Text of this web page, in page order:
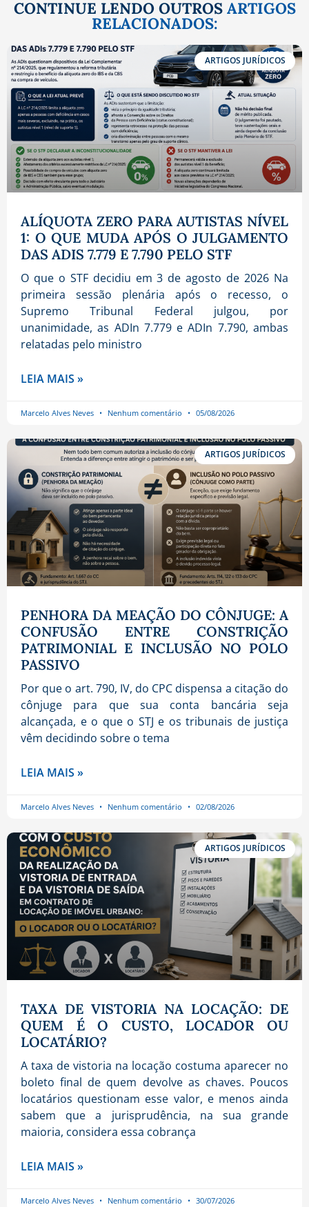
CONTINUE LENDO OUTROS ARTIGOS
RELACIONADOS:
ARTIGOS JURÍDICOS
ALÍQUOTA ZERO PARA AUTISTAS NÍVEL
1: O QUE MUDA APÓS O JULGAMENTO
DAS ADIS 7.779 E 7.790 PELO STF
O que o STF decidiu em 3 de agosto de 2026 Na
primeira sessão plenária após o recesso, o
Supremo Tribunal Federal julgou, por
unanimidade, as ADIn 7.779 e ADIn 7.790, ambas
relatadas pelo ministro
LEIA MAIS »
Marcelo Alves Neves Nenhum comentário 05/08/2026
ARTIGOS JURÍDICOS
PENHORA DA MEAÇÃO DO CÔNJUGE: A
CONFUSÃO ENTRE CONSTRIÇÃO
PATRIMONIAL E INCLUSÃO NO POLO
PASSIVO
Por que o art. 790, IV, do CPC dispensa a citação do
cônjuge para que sua conta bancária seja
alcançada, e o que o STJ e os tribunais de justiça
vêm decidindo sobre o tema
LEIA MAIS »
Marcelo Alves Neves Nenhum comentário 02/08/2026
ARTIGOS JURÍDICOS
TAXA DE VISTORIA NA LOCAÇÃO: DE
QUEM É O CUSTO, LOCADOR OU
LOCATÁRIO?
A taxa de vistoria na locação costuma aparecer no
boleto final de quem devolve as chaves. Poucos
locatários questionam esse valor, e menos ainda
sabem que a jurisprudência, na sua grande
maioria, considera essa cobrança
LEIA MAIS »
Marcelo Alves Neves Nenhum comentário 30/07/2026